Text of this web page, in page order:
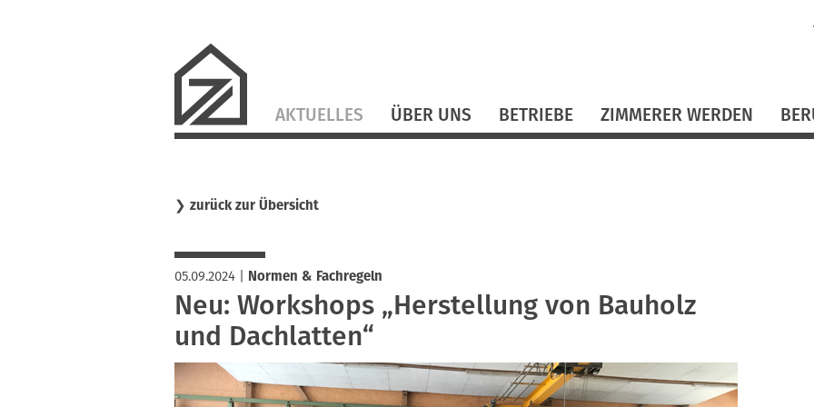
überspringen
AKTUELLES ÜBER UNS BETRIEBE ZIMMERER WERDEN
❯ zurück zur Übersicht
05.09.2024| Normen & Fachregeln
Neu: Workshops „Herstellung von Bauholz
und Dachlatten“